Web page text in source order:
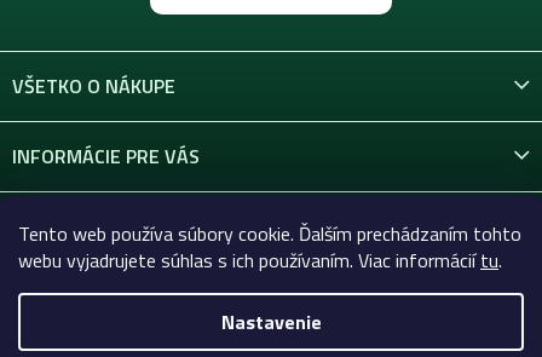
Tento web používa súbory cookie. Ďalším prechádzaním tohto
webu vyjadrujete súhlas s ich používaním. Viac informáciítu.
Nastavenie
VŠETKO O NÁKUPE
INFORMÁCIE PRE VÁS
KONTAKT